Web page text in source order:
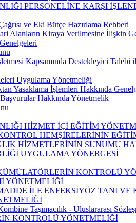
PERSONELİNE KARŞI
ve Eki Bütçe Hazırlama Rehberi
Alanların Kiraya Verilmesine İlişkin
Kapsamında Destekleyici
Uygulama Yönetmeliği
Yasaklama İşlemleri Hakkında
Hakkında Yönetmelik
HİZMET İÇİ EĞİTİM
HEMŞİRELERİNİN
HİZMETLERİNİN SUNUMU
UYGULAMA YÖNERGESİ
KONTROLÜ
YÖNETMELİĞİ
İLE ENFEKSİYÖZ TANI
Taşımacılık - Uluslararası
KONTROLÜ YÖNETMELİĞİ